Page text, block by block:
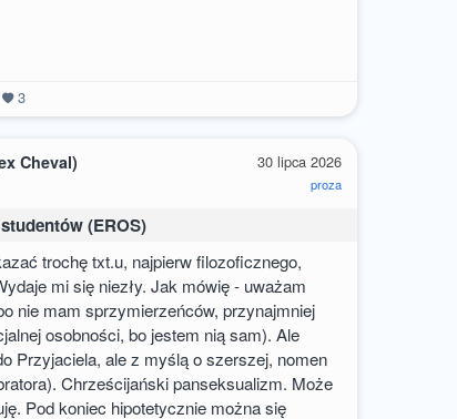
3
30 lipca 2026
proza
Cheval)
(EROS)
trochę txt.u, najpierw filozoficznego,
mi się niezły. Jak mówię - uważam
nie mam sprzymierzeńców, przynajmniej
osobności, bo jestem nią sam). Ale
Przyjaciela, ale z myślą o szerszej, nomen
Chrześcijański panseksualizm. Może
Pod koniec hipotetycznie można się